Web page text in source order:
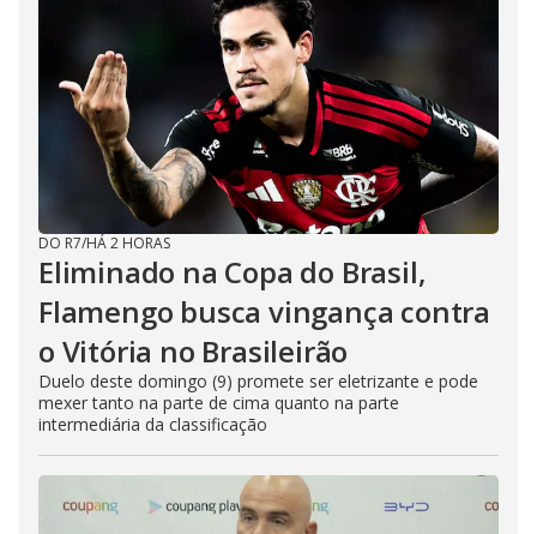
DO R7/HÁ 2 HORAS
Eliminado na Copa do Brasil,
Flamengo busca vingança contra
o Vitória no Brasileirão
Duelo deste domingo (9) promete ser eletrizante e pode
mexer tanto na parte de cima quanto na parte
intermediária da classificação